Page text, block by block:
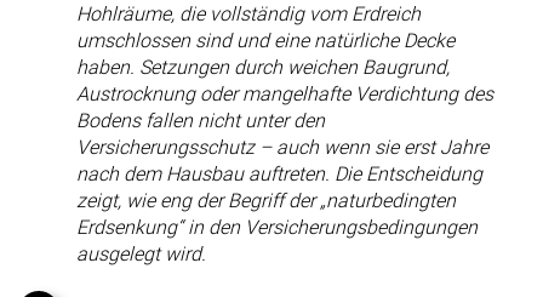
Hohlräume, die vollständig vom Erdreich
umschlossen sind und eine natürliche Decke
haben. Setzungen durch weichen Baugrund,
Austrocknung oder mangelhafte Verdichtung des
Bodens fallen nicht unter den
Versicherungsschutz – auch wenn sie erst Jahre
nach dem Hausbau auftreten. Die Entscheidung
zeigt, wie eng der Begriff der „naturbedingten
Erdsenkung“ in den Versicherungsbedingungen
ausgelegt wird.